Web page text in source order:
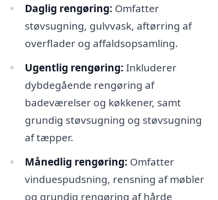
Daglig rengøring: Omfatter
støvsugning, gulvvask, aftørring af
overflader og affaldsopsamling.
Ugentlig rengøring: Inkluderer
dybdegående rengøring af
badeværelser og køkkener, samt
grundig støvsugning og støvsugning
af tæpper.
Månedlig rengøring: Omfatter
vinduespudsning, rensning af møbler
og grundig rengøring af hårde